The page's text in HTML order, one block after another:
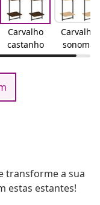
Carvalho
castanho
Carvalho
sonoma
transforme a sua
estas estantes!